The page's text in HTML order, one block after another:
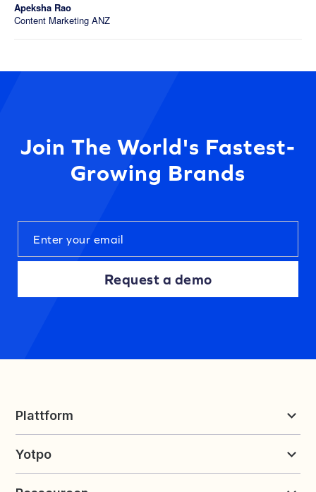
Apeksha Rao
Content Marketing ANZ
Join The World's Fastest-
Growing Brands
Request a demo
Plattform
Treueprogramme und Empfehlungen
Yotpo